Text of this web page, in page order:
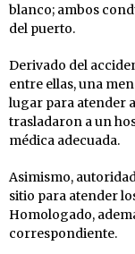
blanco; ambos
del puerto.
Derivado del
entre ellas, una
lugar para atender
trasladaron a un
médica adecuada.
Asimismo,
sitio para atender
Homologado,
correspondiente.